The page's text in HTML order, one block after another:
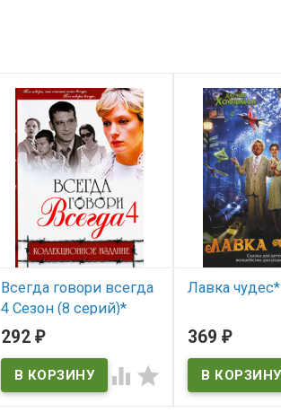
Всегда говори всегда
4 Сезон (8 серий)*
В наличии
292 ₽
 
Лавка чудес*
369₽